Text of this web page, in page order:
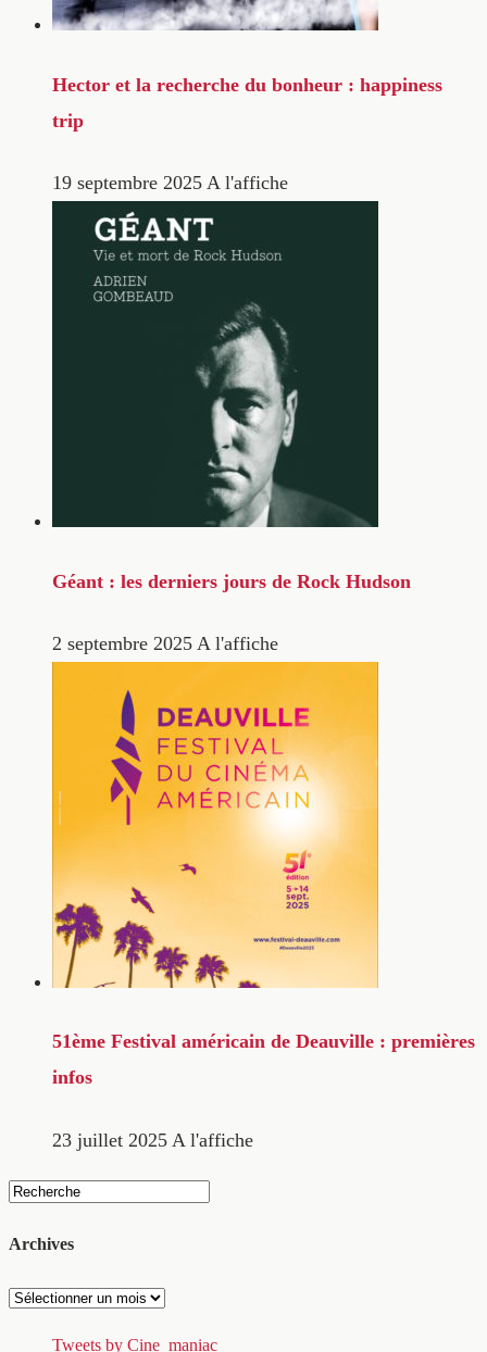
Hector et la recherche du bonheur : happiness
trip
19 septembre 2025 A l'affiche
Géant : les derniers jours de Rock Hudson
2 septembre 2025 A l'affiche
51ème Festival américain de Deauville : premières
infos
23 juillet 2025 A l'affiche
Archives
Archives
Tweets by Cine_maniac